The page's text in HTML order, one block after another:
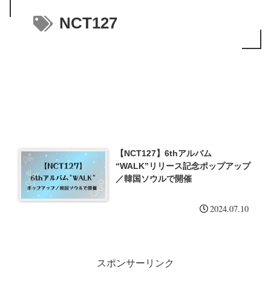
NCT127
【NCT127】6thアルバム
“WALK”リリース記念ポップアップ
／韓国ソウルで開催
2024.07.10
スポンサーリンク